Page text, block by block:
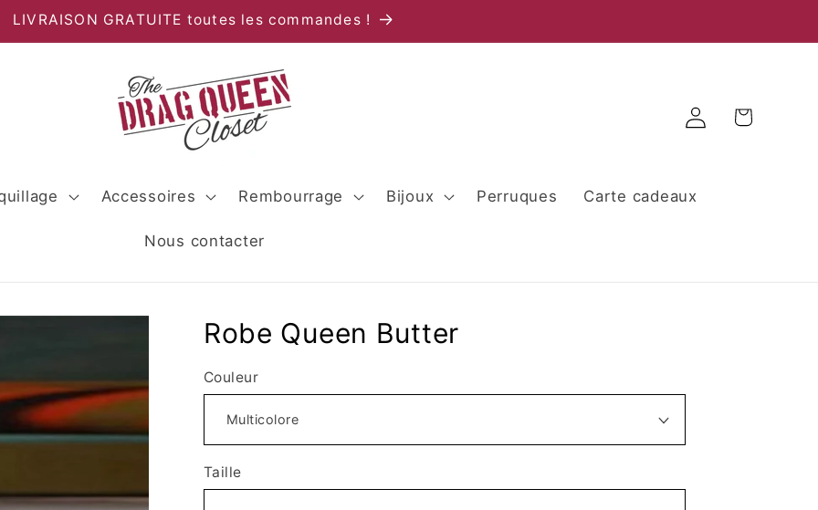
LIVRAISON GRATUITE toutes les commandes !
Accessoires Rembourrage Bijoux Perruques Carte cadeaux
Nous contacter
ConnexionPanier
Robe Queen Butter
Couleur
Taille